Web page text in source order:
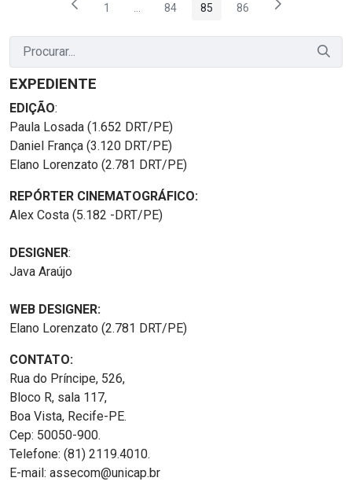
Página
1 Páginas intermediárias Usar ABA para
Página
84 Página
85 Página
86
EXPEDIENTE
EDIÇÃO:
Paula Losada (1.652 DRT/PE)
Daniel França (3.120 DRT/PE)
Elano Lorenzato (2.781 DRT/PE)
REPÓRTER CINEMATOGRÁFICO:
Alex Costa (5.182 -DRT/PE)
DESIGNER:
Java Araújo
WEB DESIGNER:
Elano Lorenzato (2.781 DRT/PE)
CONTATO:
Rua do Príncipe, 526,
Bloco R, sala 117,
Boa Vista, Recife-PE.
Cep: 50050-900.
Telefone: (81) 2119.4010.
E-mail: assecom@unicap.br